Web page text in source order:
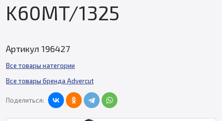
K60MT/1325
Артикул 196427
Все товары категории
Все товары бренда Advercut
Поделиться: